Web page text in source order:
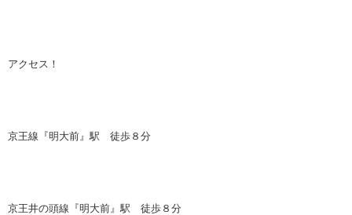
アクセス！
京王線『明大前』駅 徒歩８分
京王井の頭線『明大前』駅 徒歩８分